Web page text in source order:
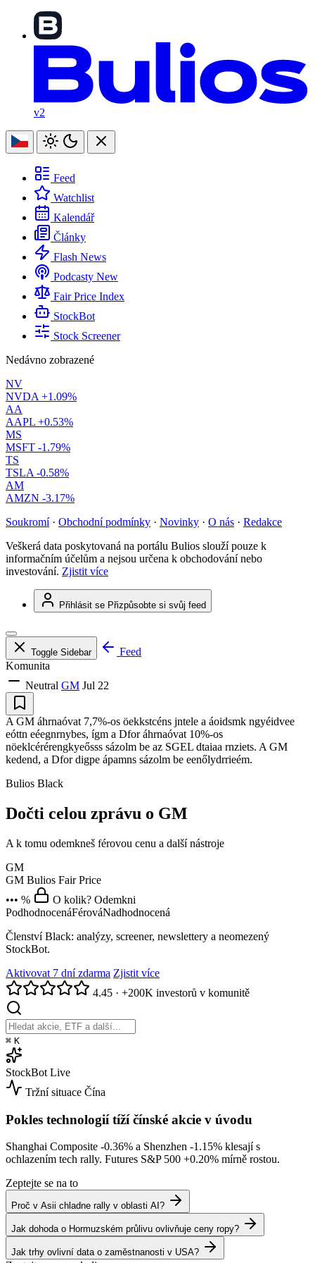
v2
Feed
Watchlist
Kalendář
Články
Flash News
Podcasty New
Fair Price Index
StockBot
Stock Screener
Nedávno zobrazené
NV
NVDA +1.09%
AA
AAPL +0.53%
MS
MSFT -1.79%
TS
TSLA -0.58%
AM
AMZN -3.17%
Soukromí · Obchodní podmínky · Novinky · O nás · Redakce
Veškerá data poskytovaná na portálu Bulios slouží pouze k
informačním účelům a nejsou určena k obchodování nebo
investování. Zjistit více
Přihlásit se Přizpůsobte si svůj feed
Toggle Sidebar
Feed
Komunita
Neutral GM Jul 22
A GM áhrnaóvat 7,7%-os öekkstcéns jntele a áoidsmk ngyéidvee
eóttn eéegnrnybes, ígm a Dfor áhrnaóvat 10%-os
nöeklcérérengkyeősss sázolm be az SGEL dtaiaa rnziets. A GM
kedend, a Dfor digpe ápamns sázolm be eenőlydrrieém.
Bulios Black
Dočti celou zprávu o GM
A k tomu odemkneš férovou cenu a další nástroje
GM
GM Bulios Fair Price
••• %
O kolik? Odemkni
PodhodnocenáFérováNadhodnocená
Členství Black: analýzy, screener, newslettery a neomezený
StockBot.
Aktivovat 7 dní zdarma Zjistit více
4.45 · +200K investorů v komunitě
⌘ K
StockBot Live
Tržní situace Čína
Pokles technologií tíží čínské akcie v úvodu
Shanghai Composite -0.36% a Shenzhen -1.15% klesají s
ochlazením tech rally. Futures S&P 500 +0.20% mírně rostou.
Zeptejte se na to
Proč v Asii chladne rally v oblasti AI?
Jak dohoda o Hormuzském průlivu ovlivňuje ceny ropy?
Jak trhy ovlivní data o zaměstnanosti v USA?